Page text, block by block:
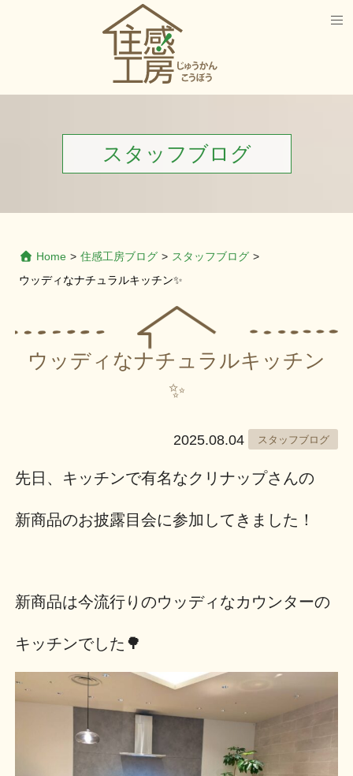
スタッフブログ
Home > 住感工房ブログ > スタッフブログ >
ウッディなナチュラルキッチン✨
ウッディなナチュラルキッチン
✨
2025.08.04 スタッフブログ
先日、キッチンで有名なクリナップさんの
新商品のお披露目会に参加してきました！
新商品は今流行りのウッディなカウンターの
キッチンでした🌳